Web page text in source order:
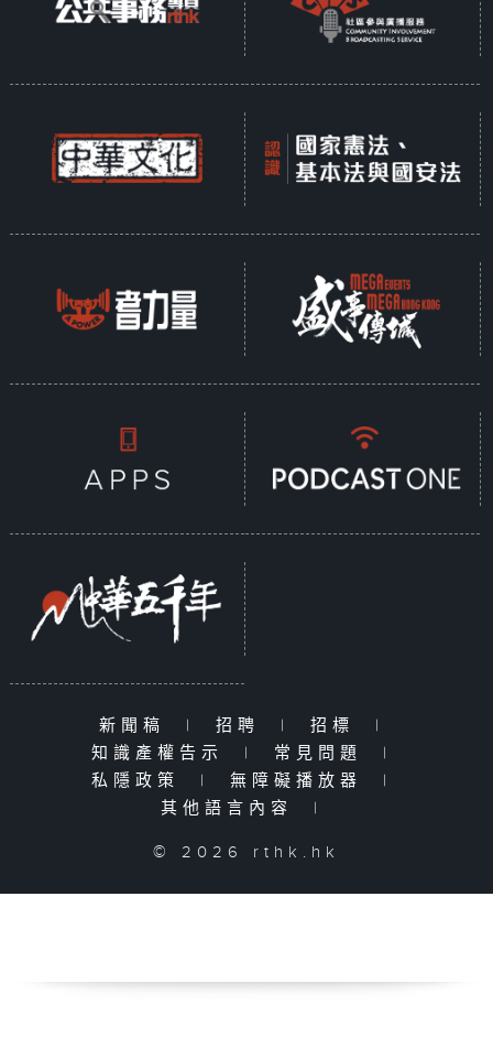
新聞稿 | 招聘 | 招標
|
知識產權告示
| 常見問題
|
私隱政策
| 無障礙播放器
|
其他語言內容
|
© 2026 rthk.hk